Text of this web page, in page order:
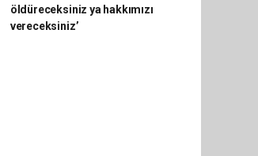
öldüreceksiniz ya hakkımızı
vereceksiniz’